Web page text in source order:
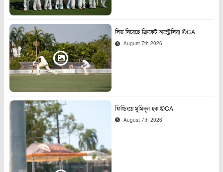
লিড নিয়েছে ক্রিকেট অস্ট্রেলিয়া ©CA
August 7th 2026
ফিল্ডিংয়ে মুমিনুল হক ©CA
August 7th 2026